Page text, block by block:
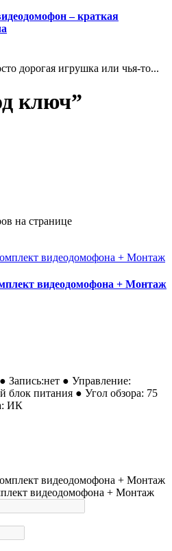
– краткая
дорогая игрушка или чья-то...
ключ”
на странице
видеодомофона + Монтаж
Запись:нет ● Управление:
питания ● Угол обзора: 75
ИК
видеодомофона + Монтаж